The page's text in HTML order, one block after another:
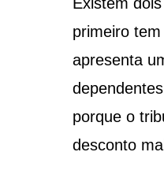
primeiro
apresenta
porque o
desconto